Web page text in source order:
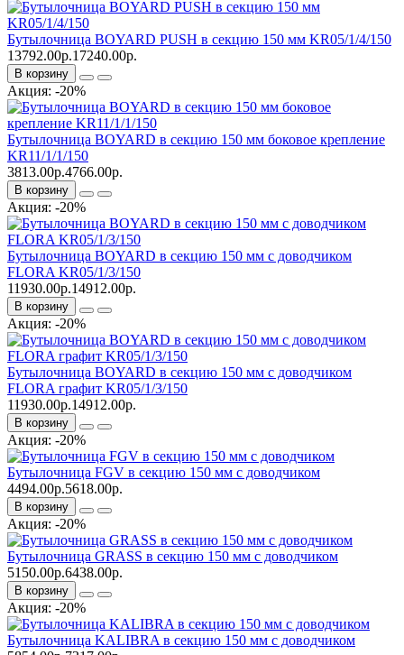
Бутылочница BOYARD PUSH в секцию 150 мм KR05/1/4/150
13792.00р.17240.00р.
В корзину
Акция: -20%
Бутылочница BOYARD в секцию 150 мм боковое крепление
KR11/1/1/150
3813.00р.4766.00р.
В корзину
Акция: -20%
Бутылочница BOYARD в секцию 150 мм с доводчиком
FLORA KR05/1/3/150
11930.00р.14912.00р.
В корзину
Акция: -20%
Бутылочница BOYARD в секцию 150 мм с доводчиком
FLORA графит KR05/1/3/150
11930.00р.14912.00р.
В корзину
Акция: -20%
Бутылочница FGV в секцию 150 мм с доводчиком
4494.00р.5618.00р.
В корзину
Акция: -20%
Бутылочница GRASS в секцию 150 мм с доводчиком
5150.00р.6438.00р.
В корзину
Акция: -20%
Бутылочница KALIBRA в секцию 150 мм с доводчиком